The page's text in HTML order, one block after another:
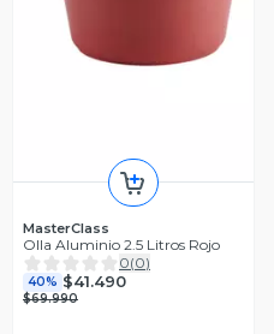
MasterClass
Olla Aluminio 2.5 Litros Rojo
0(0)
40% $41.490
$69.990